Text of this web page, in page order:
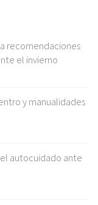
recomendaciones
el invierno
y manualidades
autocuidado ante